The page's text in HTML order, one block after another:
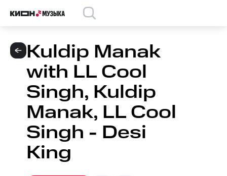
Kuldip Manak
with LL Cool
Singh, Kuldip
Manak, LL Cool
Singh - Desi
King